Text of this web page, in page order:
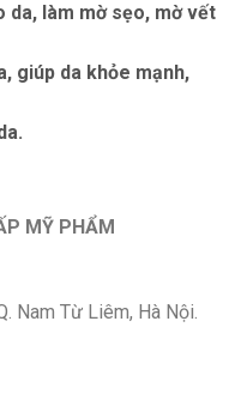
da, làm mờ sẹo, mờ vết
giúp da khỏe mạnh,
MỸ PHẨM
Nam Từ Liêm, Hà Nội.